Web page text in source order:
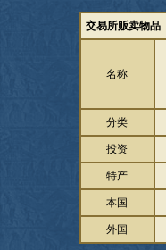
交易所贩卖物品
名称
分类
投资
特产
本国
外国